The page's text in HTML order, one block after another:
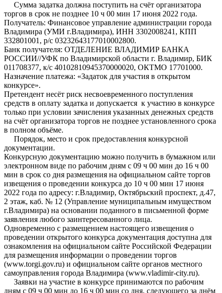
Сумма задатка должна поступить на счёт организатора
торгов в срок не позднее 10 ч 00 мин 17 июня 2022 года.
Получатель: Финансовое управление администрации города
Владимира (УМИ г.Владимира), ИНН 3302008241, КПП
332801001, р/с 03232643177010002800.
Банк получателя: ОТДЕЛЕНИЕ ВЛАДИМИР БАНКА
РОССИИ//УФК по Владимирской области г. Владимир, БИК
011708377, к/с 40102810945370000020, ОКТМО 17701000.
Назначение платежа: «Задаток для участия в открытом
конкурсе».
Претендент несёт риск несвоевременного поступления
средств в оплату задатка и допускается к участию в конкурсе
только при условии зачисления указанных денежных средств
на счёт организатора торгов не позднее установленного срока
в полном объёме.
Порядок, место и срок предоставления конкурсной
документации.
Конкурсную документацию можно получить в бумажном или
электронном виде по рабочим дням с 09 ч 00 мин до 16 ч 00
мин в срок со дня размещения на официальном сайте торгов
извещения о проведении конкурса до 10 ч 00 мин 17 июня
2022 года по адресу: г.Владимир, Октябрьский проспект, д.47,
2 этаж, каб. № 12 (Управление муниципальным имуществом
г.Владимира) на основании поданного в письменной форме
заявления любого заинтересованного лица.
Одновременно с размещением настоящего извещения о
проведении открытого конкурса документация доступна для
ознакомления на официальном сайте Российской Федерации
для размещения информации о проведении торгов
(www.torgi.gov.ru) и официальном сайте органов местного
самоуправления города Владимира (www.vladimir-city.ru).
Заявки на участие в конкурсе принимаются по рабочим
дням с 09 ч 00 мин до 16 ч 00 мин со дня, следующего за днём